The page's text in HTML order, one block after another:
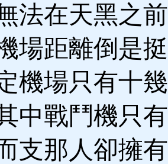
法在天黑之
場距離倒是
機場只有十
中戰鬥機只
支那人卻擁